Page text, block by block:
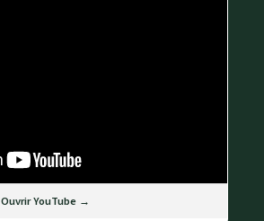
Ouvrir YouTube →